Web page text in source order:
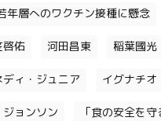
年層へのワクチン接種に懸念
啓佑 河田昌東 稲葉國光
ィ・ジュニア イグナチオ
ジョンソン 「食の安全を守